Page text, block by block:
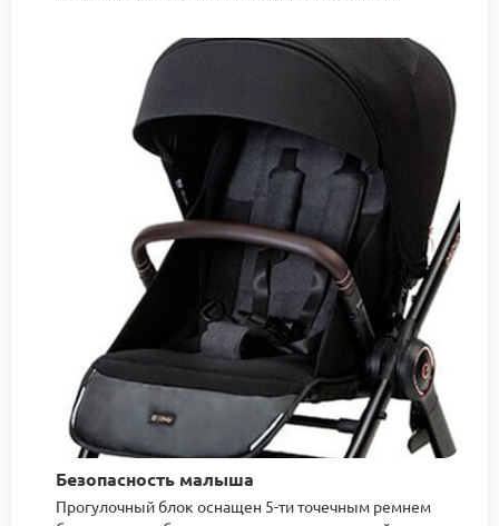
Безопасность малыша
Прогулочный блок оснащен 5-ти точечным ремнем